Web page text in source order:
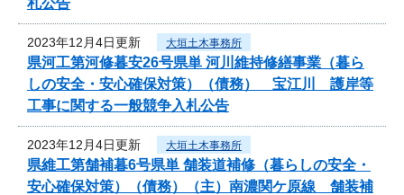
2023年12月4日更新 大垣土木事務所
県河工第河修暮安26号県単 河川維持修繕事業（暮ら
しの安全・安心確保対策）（債務） 宝江川 護岸等
工事に関する一般競争入札公告
2023年12月4日更新 大垣土木事務所
県維工第舗補暮6号県単 舗装道補修（暮らしの安全・
安心確保対策）（債務）（主）南濃関ケ原線 舗装補